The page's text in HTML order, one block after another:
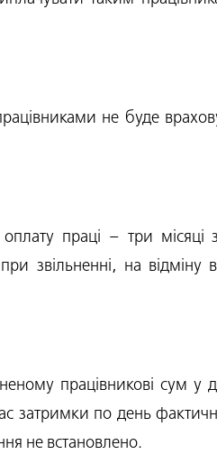
не буде
оплату праці – три
звільненні, на
працівникові сум у
затримки по день
не встановлено.